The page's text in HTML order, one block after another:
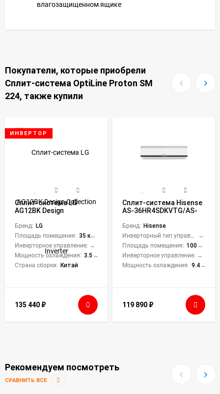
влагозащищенном ящике
Покупатели, которые приобрели
Сплит-система OptiLine Proton SM
224, также купили
ИНВЕРТОР
Сплит-система LG
AG12BK Design
Бренд: LG
Площадь помещения: 35 кв. м.
Инверторное управление: Да
Мощность охлаждения: 3.5 кВт
Страна сборки: Китай
135 440 ₽
Сплит-система Hisense
AS-36HR4SDKVTG/AS-
Neo Premium Classic
Бренд: Hisense
Инверторный тип управления:
Нет
Площадь помещения: 100 кв. м.
Инверторное управление: Нет
Мощность охлаждения: 9.4 кВт
119 890 ₽
Рекомендуем посмотреть
СРАВНИТЬ ВСЕ